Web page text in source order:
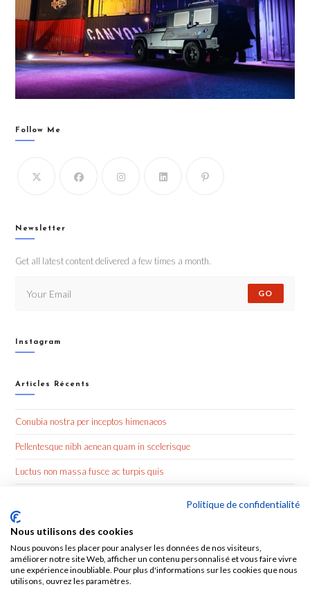
Follow Me
Newsletter
Get all latest content delivered a few times a month.
GO
Instagram
Articles Récents
Conubia nostra per inceptos himenaeos
Pellentesque nibh aenean quam in scelerisque
Luctus non massa fusce ac turpis quis
Politique de confidentialité
Nous utilisons des cookies
Nous pouvons les placer pour analyser les données de nos visiteurs,
améliorer notre site Web, afficher un contenu personnalisé et vous faire vivre
une expérience inoubliable. Pour plus d'informations sur les cookies que nous
utilisons, ouvrez les paramètres.